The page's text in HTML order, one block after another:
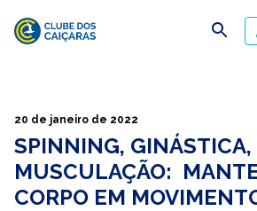
Caiçaras
busca
20 de janeiro de 2022
SPINNING, GINÁSTICA,
MUSCULAÇÃO:
CORPO EM